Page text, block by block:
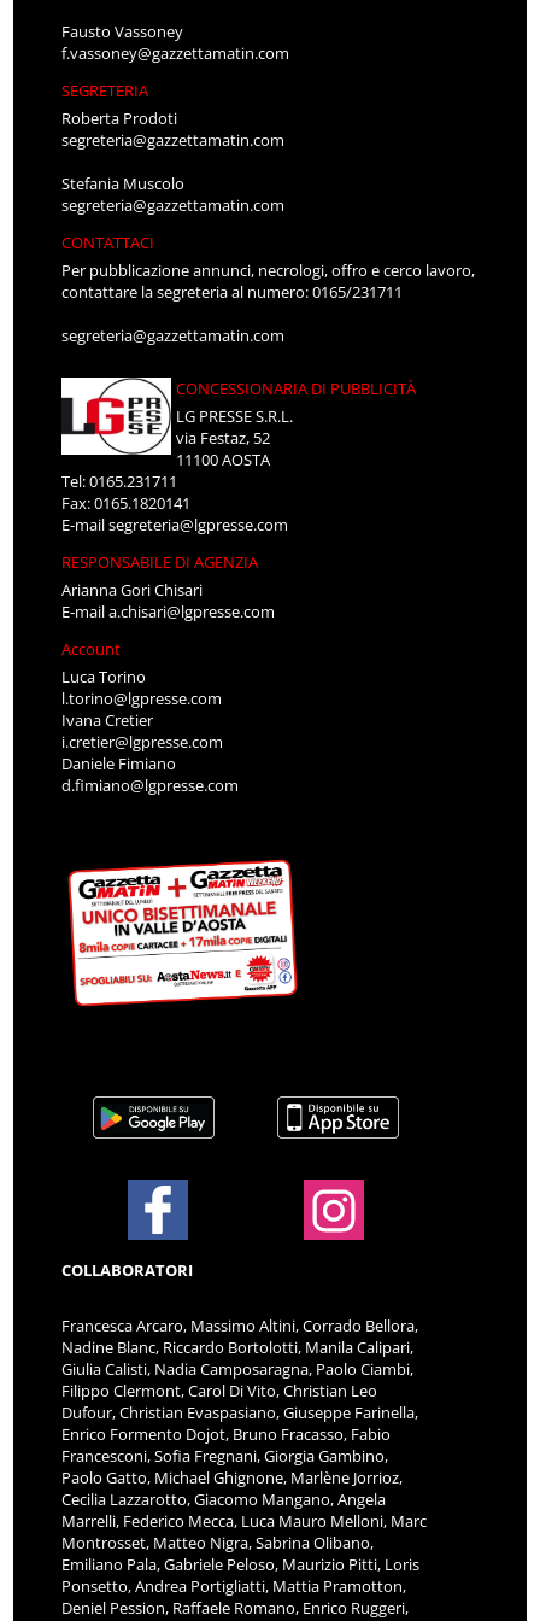
Fausto Vassoney
f.vassoney@gazzettamatin.com
SEGRETERIA
Roberta Prodoti
segreteria@gazzettamatin.com
Stefania Muscolo
segreteria@gazzettamatin.com
CONTATTACI
Per pubblicazione annunci, necrologi, offro e cerco lavoro,
contattare la segreteria al numero: 0165/231711
segreteria@gazzettamatin.com
CONCESSIONARIA DI PUBBLICITÀ
LG PRESSE S.R.L.
via Festaz, 52
11100 AOSTA
Tel: 0165.231711
Fax: 0165.1820141
E-mailsegreteria@lgpresse.com
RESPONSABILE DI AGENZIA
Arianna Gori Chisari
E-maila.chisari@lgpresse.com
Account
Luca Torino
l.torino@lgpresse.com
Ivana Cretier
i.cretier@lgpresse.com
Daniele Fimiano
d.fimiano@lgpresse.com
COLLABORATORI
Francesca Arcaro, Massimo Altini, Corrado Bellora,
Nadine Blanc, Riccardo Bortolotti, Manila Calipari,
Giulia Calisti, Nadia Camposaragna, Paolo Ciambi,
Filippo Clermont, Carol Di Vito, Christian Leo
Dufour, Christian Evaspasiano, Giuseppe Farinella,
Enrico Formento Dojot, Bruno Fracasso, Fabio
Francesconi, Sofia Fregnani, Giorgia Gambino,
Paolo Gatto, Michael Ghignone, Marlène Jorrioz,
Cecilia Lazzarotto, Giacomo Mangano, Angela
Marrelli, Federico Mecca, Luca Mauro Melloni, Marc
Montrosset, Matteo Nigra, Sabrina Olibano,
Emiliano Pala, Gabriele Peloso, Maurizio Pitti, Loris
Ponsetto, Andrea Portigliatti, Mattia Pramotton,
Deniel Pession, Raffaele Romano, Enrico Ruggeri,